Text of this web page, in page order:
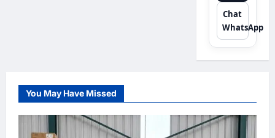
Chat
WhatsApp
You May Have Missed